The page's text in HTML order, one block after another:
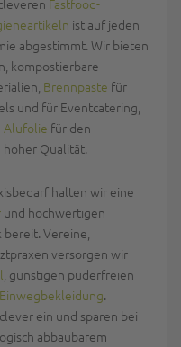
Fastfood-
ist auf jeden
abgestimmt. Wir bieten
kompostierbare
Brennpaste für
und für Eventcatering,
Alufolie für den
Qualität.
halten wir eine
und hochwertigen
bereit. Vereine,
versorgen wir
, günstigen puderfreien
Einwegbekleidung.
ein und sparen bei
abbaubarem